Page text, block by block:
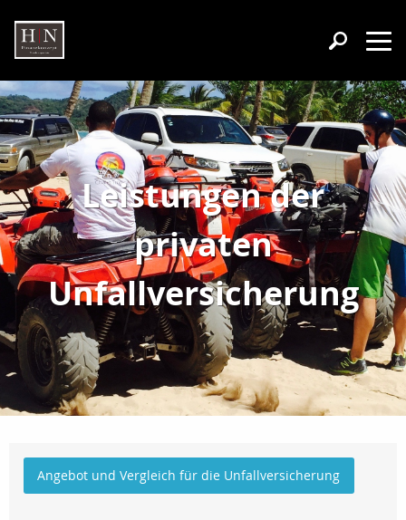
Leistungen der
privaten
Unfallversicherung
Angebot und Vergleich für die Unfallversicherung